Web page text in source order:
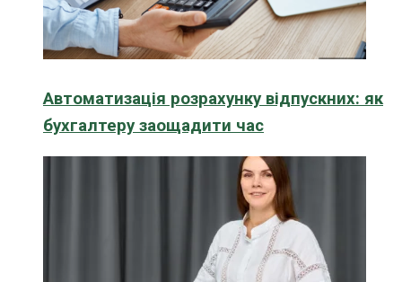
Автоматизація розрахунку відпускних: як
бухгалтеру заощадити час